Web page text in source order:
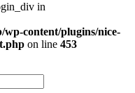
in
wp-content/plugins/nice-
on line 453